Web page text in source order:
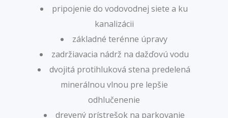
pripojenie do vodovodnej siete a ku
kanalizácii
základné terénne úpravy
zadržiavacia nádrž na dažďovú vodu
dvojitá protihluková stena predelená
minerálnou vlnou pre lepšie
odhlučenenie
drevený prístrešok na parkovanie